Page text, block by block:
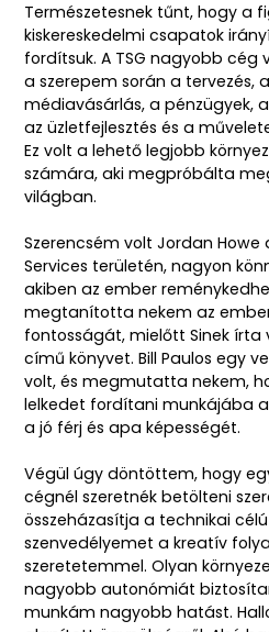
Természetesnek tűnt, hogy a
kiskereskedelmi csapatok
fordítsuk. A TSG nagyobb
a szerepem során a tervezés,
médiavásárlás, a pénzügyek,
az üzletfejlesztés és a
Ez volt a lehető legjobb
számára, aki megpróbálta
világban.
Szerencsém volt Jordan
Services területén, nagyon
akiben az ember
megtanította nekem az
fontosságát, mielőtt Sinek írta
című könyvet. Bill Paulos egy
volt, és megmutatta nekem,
lelkedet fordítani munkájába
a jó férj és apa képességét.
Végül úgy döntöttem, hogy
cégnél szeretnék betölteni
összeházasítja a technikai
szenvedélyemet a kreatív
szeretetemmel. Olyan
nagyobb autonómiát
munkám nagyobb hatást.